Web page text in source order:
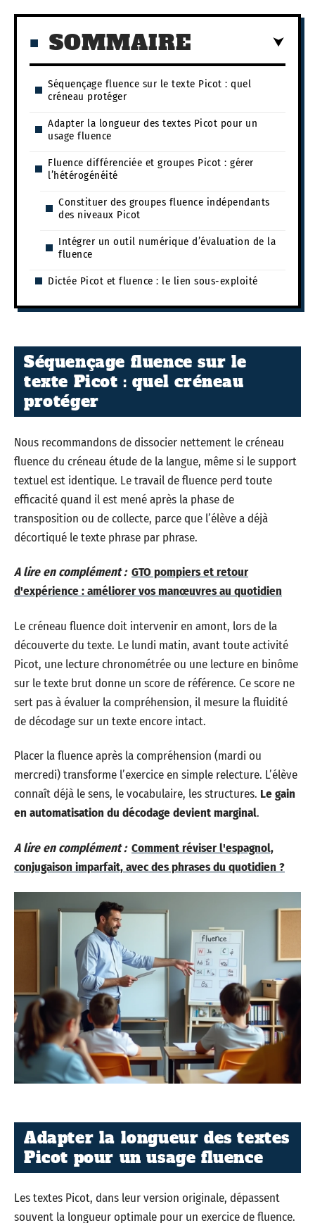
SOMMAIRE
Séquençage fluence sur le texte Picot : quel
créneau protéger
Adapter la longueur des textes Picot pour un
usage fluence
Fluence différenciée et groupes Picot : gérer
l’hétérogénéité
Constituer des groupes fluence indépendants
des niveaux Picot
Intégrer un outil numérique d’évaluation de la
fluence
Dictée Picot et fluence : le lien sous-exploité
Séquençage fluence sur le
texte Picot : quel créneau
protéger
Nous recommandons de dissocier nettement le créneau
fluence du créneau étude de la langue, même si le support
textuel est identique. Le travail de fluence perd toute
efficacité quand il est mené après la phase de
transposition ou de collecte, parce que l’élève a déjà
décortiqué le texte phrase par phrase.
A lire en complément : GTO pompiers et retour
d'expérience : améliorer vos manœuvres au quotidien
Le créneau fluence doit intervenir en amont, lors de la
découverte du texte. Le lundi matin, avant toute activité
Picot, une lecture chronométrée ou une lecture en binôme
sur le texte brut donne un score de référence. Ce score ne
sert pas à évaluer la compréhension, il mesure la fluidité
de décodage sur un texte encore intact.
Placer la fluence après la compréhension (mardi ou
mercredi) transforme l’exercice en simple relecture. L’élève
connaît déjà le sens, le vocabulaire, les structures. Le gain
en automatisation du décodage devient marginal.
A lire en complément : Comment réviser l'espagnol,
conjugaison imparfait, avec des phrases du quotidien ?
Adapter la longueur des textes
Picot pour un usage fluence
Les textes Picot, dans leur version originale, dépassent
souvent la longueur optimale pour un exercice de fluence.